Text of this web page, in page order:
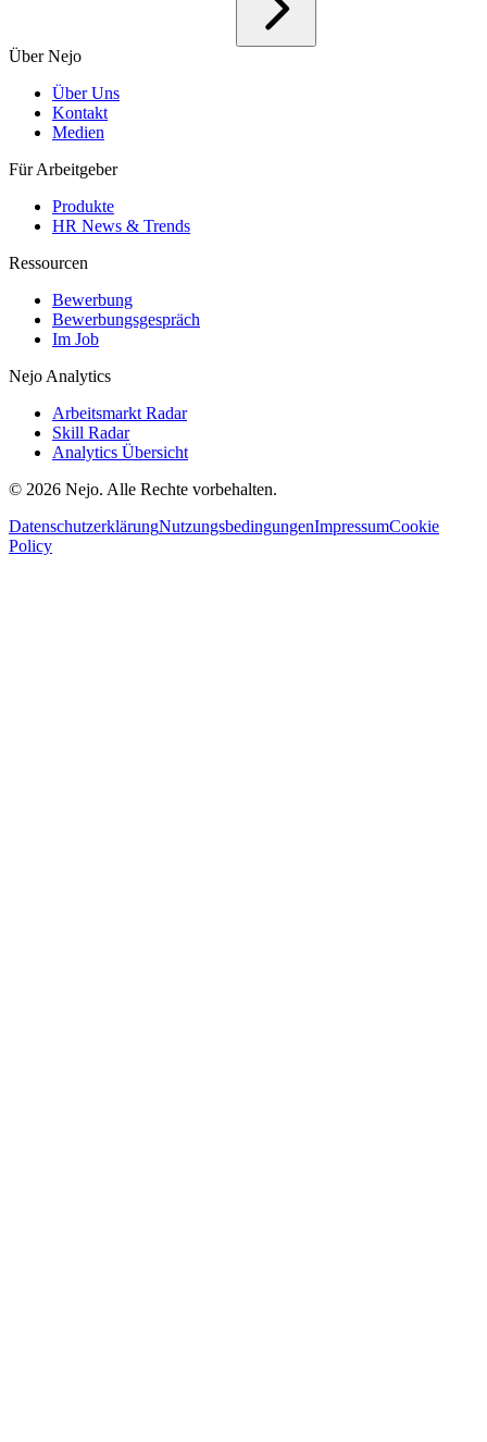
Über Nejo
Über Uns
Kontakt
Medien
Für Arbeitgeber
Produkte
HR News & Trends
Ressourcen
Bewerbung
Bewerbungsgespräch
Im Job
Nejo Analytics
Arbeitsmarkt Radar
Skill Radar
Analytics Übersicht
© 2026 Nejo. Alle Rechte vorbehalten.
DatenschutzerklärungNutzungsbedingungenImpressumCookie
Policy